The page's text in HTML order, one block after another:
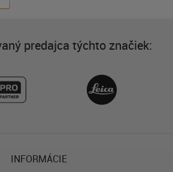
predajca týchto značiek:
INFORMÁCIE